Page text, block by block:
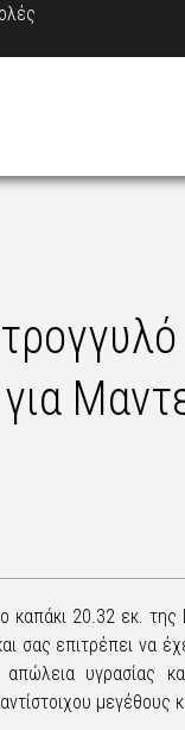
καπάκι 20.32 εκ.
σας επιτρέπει να
απώλεια υγρασίας
μεγέθους